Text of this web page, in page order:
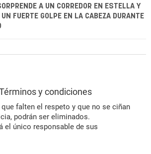
A UN CORREDOR EN ESTELLA Y
UN FUERTE GOLPE EN LA CABEZA DURANTE
y condiciones
falten el respeto y que no se ciñan
podrán ser eliminados.
el único responsable de sus